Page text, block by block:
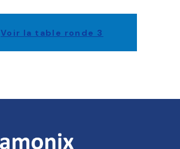
Voir la table ronde 3